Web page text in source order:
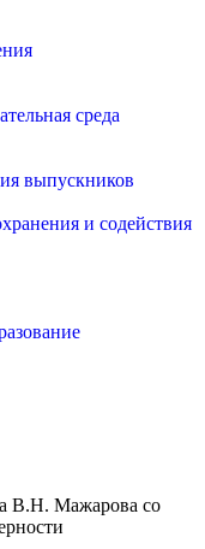
среда
выпускников
и содействия
В.Н. Мажарова со